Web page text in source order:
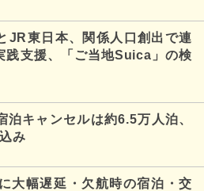
JR東日本、関係人口創出で連
践支援、「ご当地Suica」の検
泊キャンセルは約6.5万人泊、
み
大幅遅延・欠航時の宿泊・交